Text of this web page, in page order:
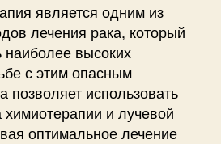
является одним из
лечения рака, который
наиболее высоких
с этим опасным
использовать
и лучевой
оптимальное лечение